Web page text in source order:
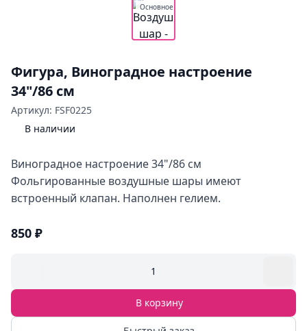
Основное
Фигура, Виноградное настроение
34"/86 см
Артикул: FSF0225
В наличии
Виноградное настроение 34"/86 см
Фольгированные воздушные шары имеют
встроенный клапан. Наполнен гелием.
850 ₽
1
В корзину